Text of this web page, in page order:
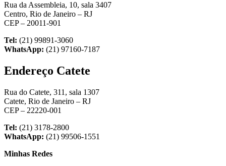
Rua da Assembleia, 10, sala 3407
Centro, Rio de Janeiro – RJ
CEP – 20011-901
Tel: (21) 99891-3060
WhatsApp: (21) 97160-7187
Endereço Catete
Rua do Catete, 311, sala 1307
Catete, Rio de Janeiro – RJ
CEP – 22220-001
Tel: (21) 3178-2800
WhatsApp: (21) 99506-1551
Minhas Redes